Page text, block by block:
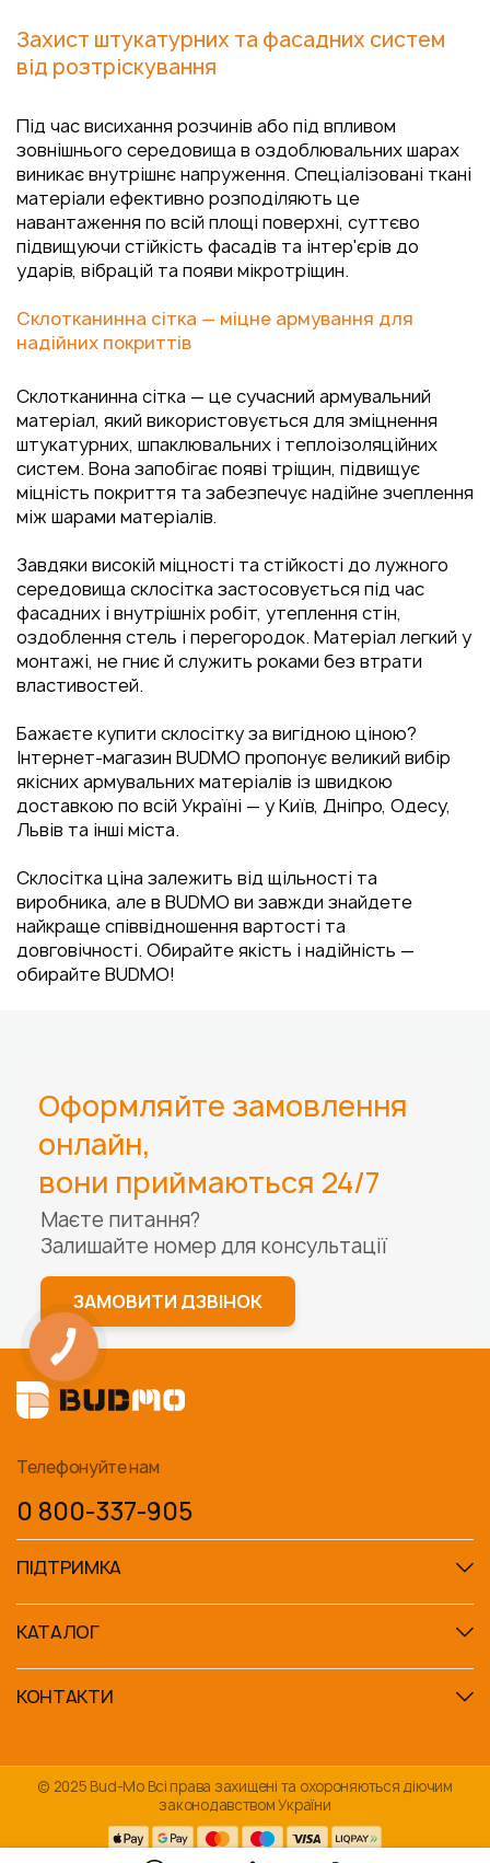
Захист штукатурних та фасадних систем
від розтріскування
Під час висихання розчинів або під впливом
зовнішнього середовища в оздоблювальних шарах
виникає внутрішнє напруження. Спеціалізовані ткані
матеріали ефективно розподіляють це
навантаження по всій площі поверхні, суттєво
підвищуючи стійкість фасадів та інтер'єрів до
ударів, вібрацій та появи мікротріщин.
Склотканинна сітка — міцне армування для
надійних покриттів
Склотканинна сітка — це сучасний армувальний
матеріал, який використовується для зміцнення
штукатурних, шпаклювальних і теплоізоляційних
систем. Вона запобігає появі тріщин, підвищує
міцність покриття та забезпечує надійне зчеплення
між шарами матеріалів.
Завдяки високій міцності та стійкості до лужного
середовища склосітка застосовується під час
фасадних і внутрішніх робіт, утеплення стін,
оздоблення стель і перегородок. Матеріал легкий у
монтажі, не гниє й служить роками без втрати
властивостей.
Бажаєте купити склосітку за вигідною ціною?
Інтернет-магазин BUDMO пропонує великий вибір
якісних армувальних матеріалів із швидкою
доставкою по всій Україні — у Київ, Дніпро, Одесу,
Львів та інші міста.
Склосітка ціна залежить від щільності та
виробника, але в BUDMO ви завжди знайдете
найкраще співвідношення вартості та
довговічності. Обирайте якість і надійність —
обирайте BUDMO!
Оформляйте замовлення
онлайн,
вони приймаються 24/7
Маєте питання?
Залишайте номер для консультації
ЗАМОВИТИ ДЗВІНОК
Телефонуйте нам
0 800-337-905
ПІДТРИМКА
КАТАЛОГ
КОНТАКТИ
© 2025 Bud-Mo Всі права захищені та охороняються діючим
законодавством України